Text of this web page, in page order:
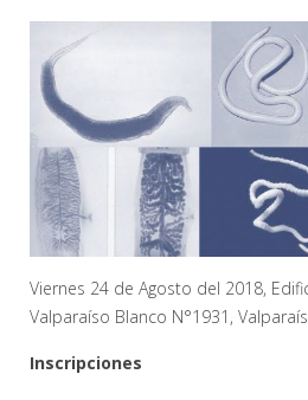
Viernes 24 de Agosto del 2018,
Valparaíso Blanco N°1931,
Inscripciones